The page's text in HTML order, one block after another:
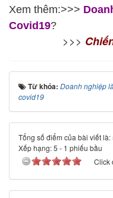
Xem thêm:>>>
Covid19?
>>>
Từ khóa: Doanh nghiệp
covid19
Tổng số điểm của bài viết
Xếp hạng:5 - 1 phiếu bầu
Click